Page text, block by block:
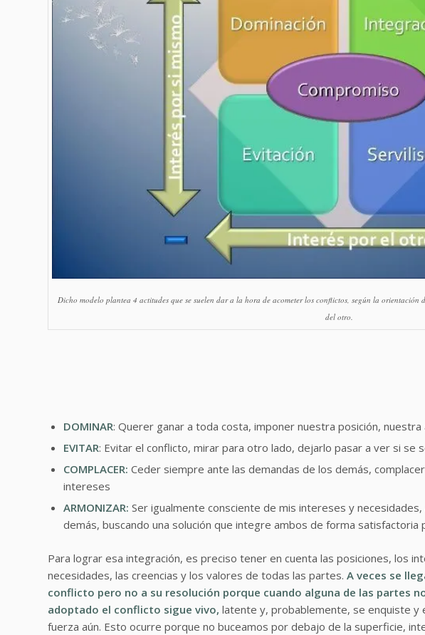
Dicho modelo plantea 4 actitudes que se suelen dar a la hora de acometer los conflictos, según la orientación
del otro.
DOMINAR: Querer ganar a toda costa, imponer nuestra posición, nuestra
EVITAR: Evitar el conflicto, mirar para otro lado, dejarlo pasar a ver si se
COMPLACER: Ceder siempre ante las demandas de los demás,
intereses
ARMONIZAR: Ser igualmente consciente de mis intereses y
demás, buscando una solución que integre ambos de forma satisfactoria
Para lograr esa integración, es preciso tener en cuenta las posiciones, los
necesidades, las creencias y los valores de todas las partes. A veces se
conflicto pero no a su resolución porque cuando alguna de las partes
adoptado el conflicto sigue vivo, latente y, probablemente, se enquiste y
fuerza aún. Esto ocurre porque no buceamos por debajo de la superficie,